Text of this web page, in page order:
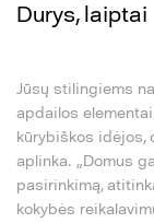
Durys, laiptai
Jūsų stilingiems
apdailos
kūrybiškos idėjos,
aplinka. „Domus
pasirinkimą,
kokybės